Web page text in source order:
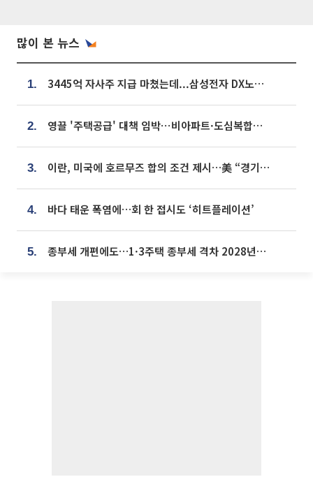
많이 본 뉴스
1. 3445억 자사주 지급 마쳤는데...삼성전자 DX노조, 뒤늦은 '떼쓰기 집회'
2. 영끌 '주택공급' 대책 임박⋯비아파트·도심복합까지 총동원
3. 이란, 미국에 호르무즈 합의 조건 제시…美 “경기 아직 안 끝나” [종합]
4. 바다 태운 폭염에…회 한 접시도 ‘히트플레이션’
5. 종부세 개편에도…1·3주택 종부세 격차 2028년부터 확대